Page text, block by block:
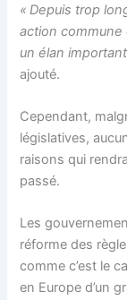
« Depuis trop
action commune
un élan
ajouté.
Cependant,
législatives,
raisons qui
passé.
Les
réforme des
comme c’est le
en Europe d’un